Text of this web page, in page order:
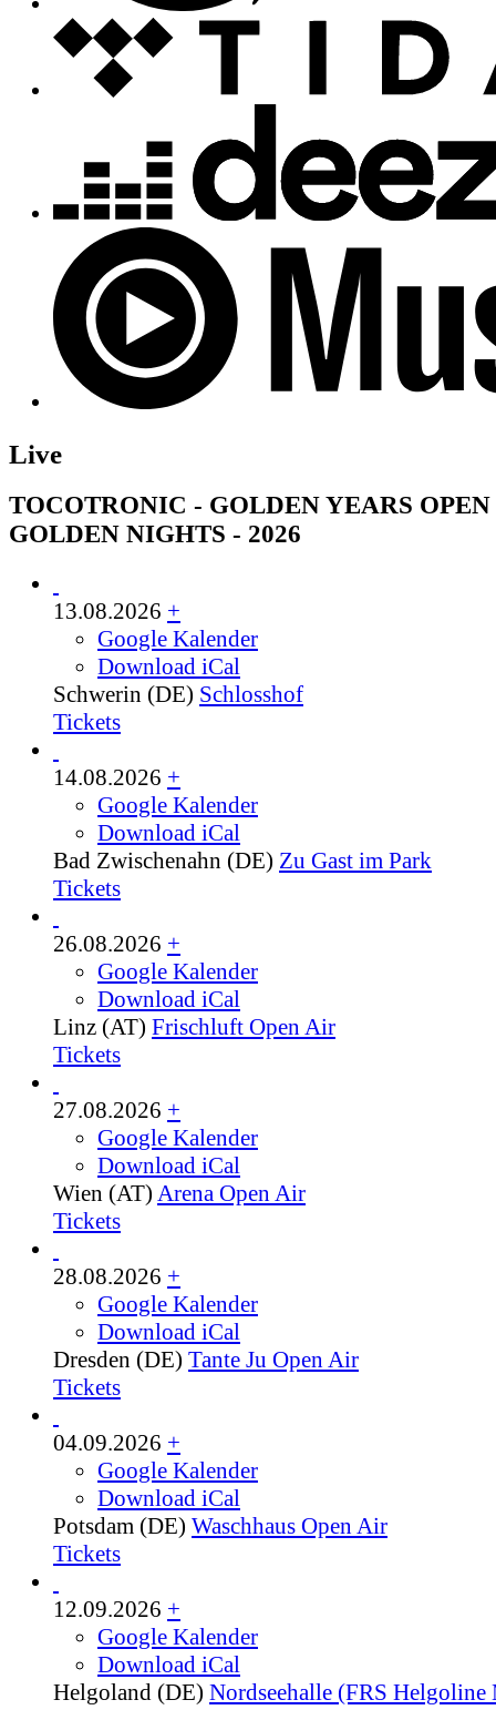
Live
TOCOTRONIC - GOLDEN YEARS
GOLDEN NIGHTS - 2026
13.08.2026 +
Google Kalender
Download iCal
Schwerin (DE) Schlosshof
Tickets
14.08.2026 +
Google Kalender
Download iCal
Bad Zwischenahn (DE) Zu Gast im Park
Tickets
26.08.2026 +
Google Kalender
Download iCal
Linz (AT) Frischluft Open Air
Tickets
27.08.2026 +
Google Kalender
Download iCal
Wien (AT) Arena Open Air
Tickets
28.08.2026 +
Google Kalender
Download iCal
Dresden (DE) Tante Ju Open Air
Tickets
04.09.2026 +
Google Kalender
Download iCal
Potsdam (DE) Waschhaus Open Air
Tickets
12.09.2026 +
Google Kalender
Download iCal
Helgoland (DE) Nordseehalle (FRS Helgoline